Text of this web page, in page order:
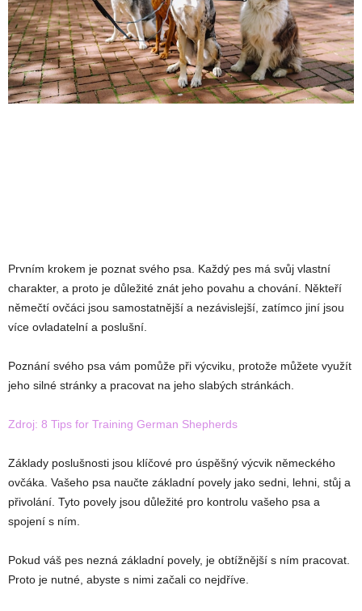
Prvním krokem je poznat svého psa. Každý pes má svůj vlastní
charakter, a proto je důležité znát jeho povahu a chování. Někteří
němečtí ovčáci jsou samostatnější a nezávislejší, zatímco jiní jsou
více ovladatelní a poslušní.
Poznání svého psa vám pomůže při výcviku, protože můžete využít
jeho silné stránky a pracovat na jeho slabých stránkách.
Zdroj: 8 Tips for Training German Shepherds
Základy poslušnosti jsou klíčové pro úspěšný výcvik německého
ovčáka. Vašeho psa naučte základní povely jako sedni, lehni, stůj a
přivolání. Tyto povely jsou důležité pro kontrolu vašeho psa a
spojení s ním.
Pokud váš pes nezná základní povely, je obtížnější s ním pracovat.
Proto je nutné, abyste s nimi začali co nejdříve.